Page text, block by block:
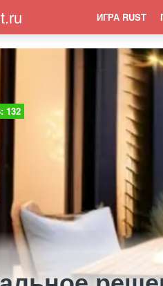
ИГРА RUST
132